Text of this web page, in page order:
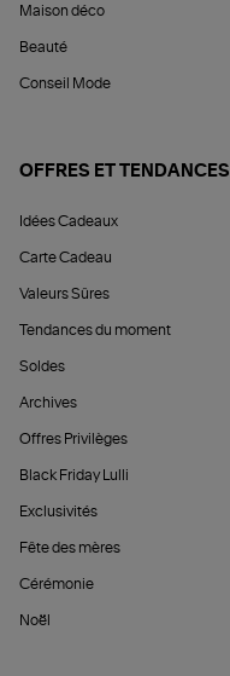
Maison déco
Beauté
Conseil Mode
OFFRES ET TENDANCES
Idées Cadeaux
Carte Cadeau
Valeurs Sûres
Tendances du moment
Soldes
Archives
Offres Privilèges
Black Friday Lulli
Exclusivités
Fête des mères
Cérémonie
Noël